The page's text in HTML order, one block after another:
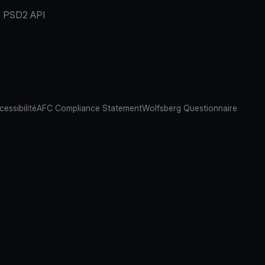
PSD2 API
AFC Compliance StatementWolfsberg Questionnaire